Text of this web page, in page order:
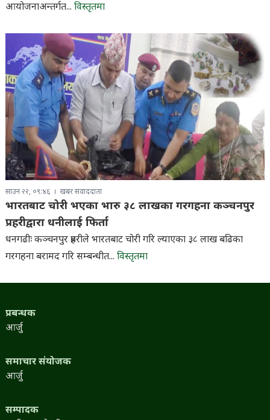
आयोजनाअन्तर्गत... विस्तृतमा
साउन २२, ०९:४६ खबर संवाददाता
भारतबाट चोरी भएका भारु ३८ लाखका गरगहना कञ्चनपुर
प्रहरीद्वारा धनीलाई फिर्ता
धनगढीः कञ्चनपुर प्रहरीले भारतबाट चोरी गरि ल्याएका ३८ लाख बढिका
गरगहना बरामद गरि सम्बन्धीत... विस्तृतमा
प्रबन्धक
आर्जु
समाचार संयोजक
आर्जु
सम्पादक